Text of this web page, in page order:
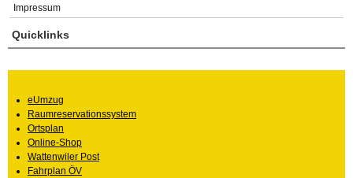
Impressum
Quicklinks
eUmzug
Raumreservationssystem
Ortsplan
Online-Shop
Wattenwiler Post
Fahrplan ÖV